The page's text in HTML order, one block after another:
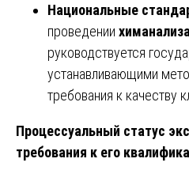
Национальные
проведении
руководствуется
устанавливающими
требования к качеству
Процессуальный статус
требования к его